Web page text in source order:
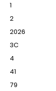
1
2
2026
3C
4
41
79